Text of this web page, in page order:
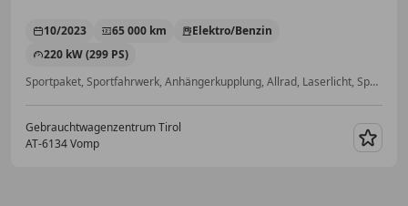
10/2023 65 000 km
Elektro/Benzin
220 kW (299 PS)
Sportpaket, Sportfahrwerk, Anhängerkupplung, Allrad, Laserlicht, Sportsitze, Elektrische Sitze, Standheizung
Gebrauchtwagenzentrum Tirol
AT-6134 Vomp